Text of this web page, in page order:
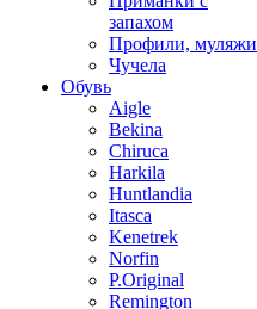
запахом
Профили, муляжи
Чучела
Обувь
Aigle
Bekina
Chiruсa
Harkila
Huntlandia
Itasca
Kenetrek
Norfin
P.Original
Remington